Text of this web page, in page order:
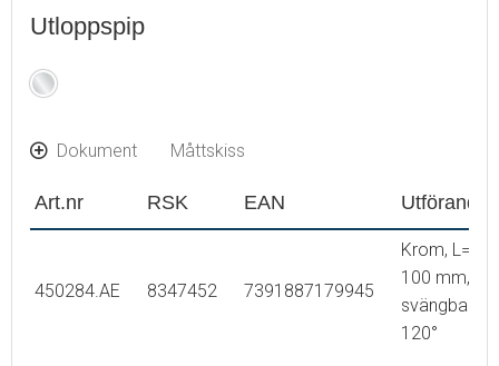
Utloppspip
Krom
Dokument Måttskiss
Art.nr RSK EAN Utförande
450284.AE 8347452 7391887179945
Krom, L=
100 mm,
svängbar
120°